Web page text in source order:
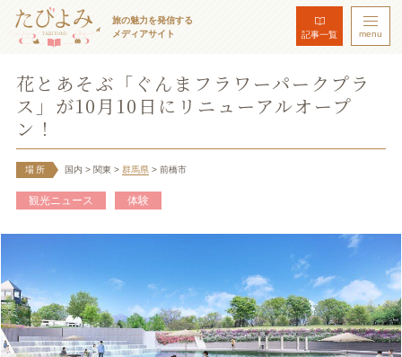
旅の魅力を発信する
メディアサイト
記事一覧 menu
花とあそぶ「ぐんまフラワーパークプラ
ス」が10月10日にリニューアルオープ
ン！
場所 国内 > 関東 > 群馬県 > 前橋市
観光ニュース 体験